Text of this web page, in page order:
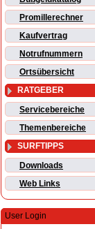
Promillerechner
Kaufvertrag
Notrufnummern
Ortsübersicht
RATGEBER
Servicebereiche
Themenbereiche
SURFTIPPS
Downloads
Web Links
User Login